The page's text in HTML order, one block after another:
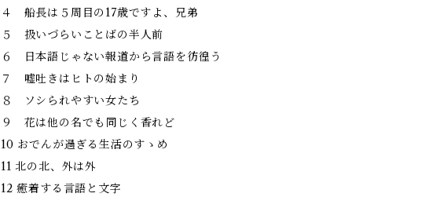
４ 船長は５周目の17歳ですよ、兄弟
５ 扱いづらいことばの半人前
６ 日本語じゃない報道から言語を彷徨う
７ 嘘吐きはヒトの始まり
８ ソシられやすい女たち
９ 花は他の名でも同じく香れど
10 おでんが過ぎる生活のすゝめ
11 北の北、外は外
12 癒着する言語と文字